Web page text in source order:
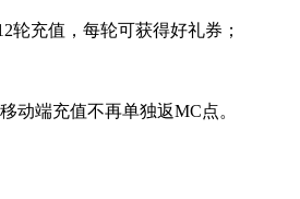
轮充值，每轮可获得好礼券；
动端充值不再单独返MC点。